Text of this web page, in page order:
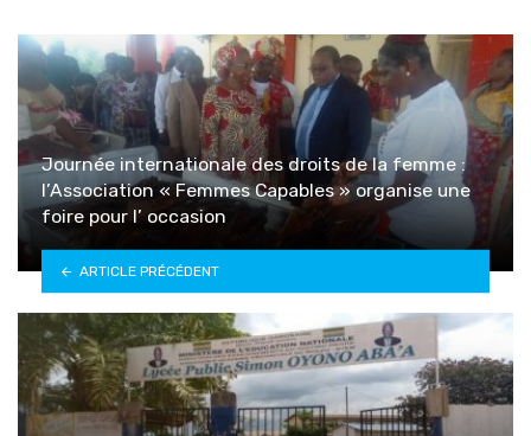
Journée internationale des droits de la femme :
l’Association « Femmes Capables » organise une
foire pour l’ occasion
ARTICLE PRÉCÉDENT